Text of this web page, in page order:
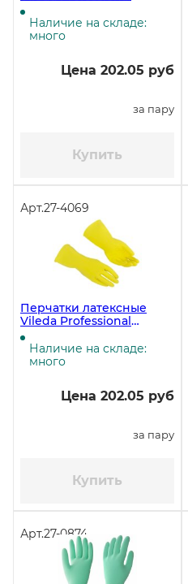
Контракт, размер L,
жёлтые ЧЗ
Наличие на складе:
много
Цена 202.05 руб
за пару
Купить
Арт.27-4069
Перчатки латексные
Vileda Professional
Контракт, размер S,
жёлтые ЧЗ
Наличие на складе:
много
Цена 202.05 руб
за пару
Купить
Арт.27-0874